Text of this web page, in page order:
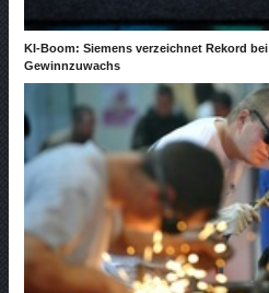
KI-Boom: Siemens verzeichnet Rekord
Gewinnzuwachs